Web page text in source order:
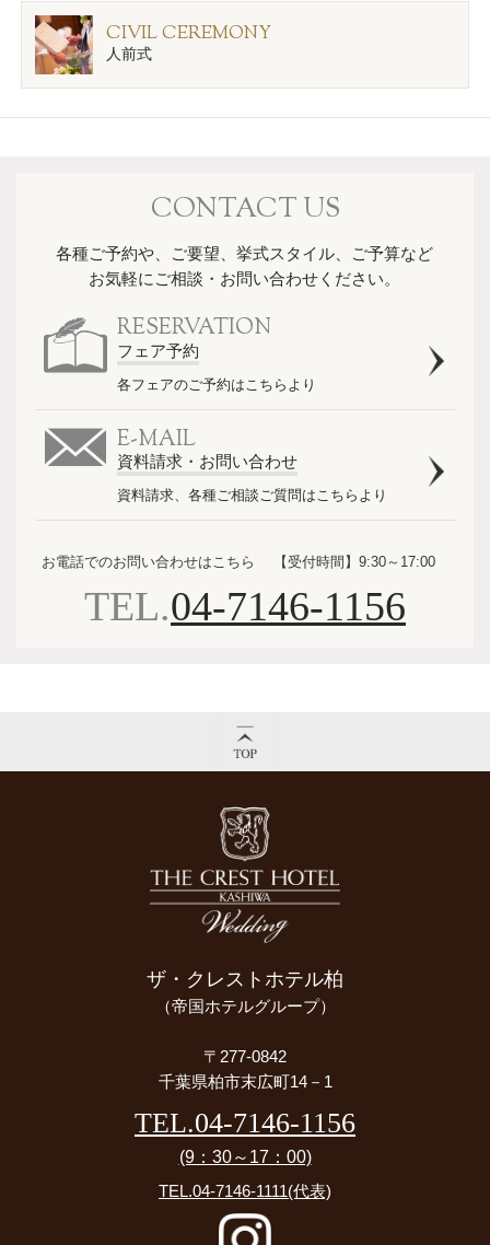
CIVIL CEREMONY
人前式
CONTACT US
各種ご予約や、ご要望、挙式スタイル、ご予算など
お気軽にご相談・お問い合わせください。
RESERVATION
フェア予約
各フェアのご予約はこちらより
E-MAIL
資料請求・お問い合わせ
資料請求、各種ご相談ご質問はこちらより
お電話でのお問い合わせはこちら 【受付時間】9:30～17:00
TEL.04-7146-1156
ザ・クレストホテル柏
（帝国ホテルグループ）
〒277-0842
千葉県柏市末広町14－1
TEL.04-7146-1156
(9：30～17：00)
TEL.04-7146-1111(代表)